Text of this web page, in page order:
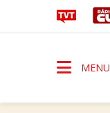
MENU